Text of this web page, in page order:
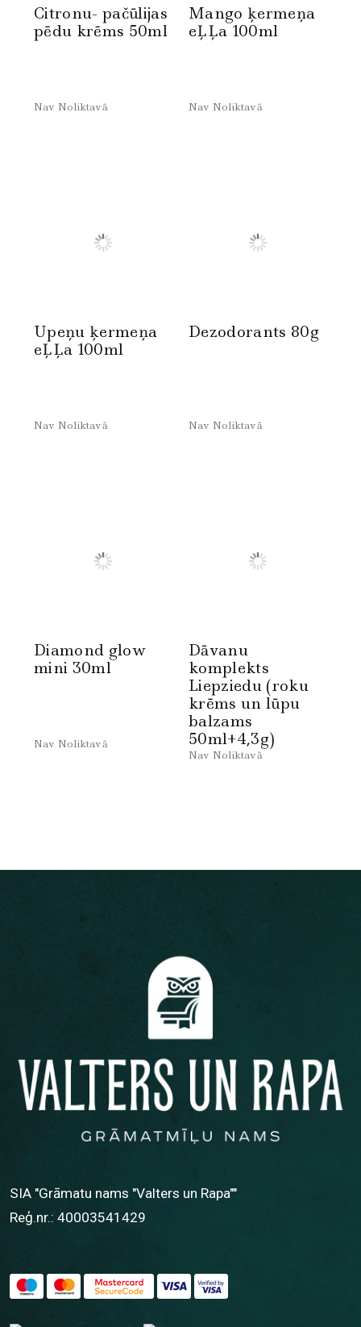
Citronu- pačūlijas
pēdu krēms 50ml
Nav Noliktavā
Mango ķermeņa
eĻĻa 100ml
Nav Noliktavā
Upeņu ķermeņa
eĻĻa 100ml
Nav Noliktavā
Dezodorants 80g
Nav Noliktavā
Diamond glow
mini 30ml
Nav Noliktavā
Dāvanu
komplekts
Liepziedu (roku
krēms un lūpu
balzams
50ml+4,3g)
Nav Noliktavā
SIA "Grāmatu nams "Valters un Rapa""
Reģ.nr.: 40003541429